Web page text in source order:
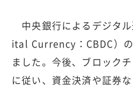
中央銀行によるデジタ
ital Currency：CBDC）
ました。今後、ブロック
に従い、資金決済や証券